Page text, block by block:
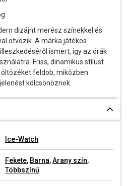
dizájnt merész színekkel és
ötvözik. A márka játékos
ismert, így az órák
Friss, dinamikus stílust
feldob, miközben
kölcsönöznek.
Ice-Watch
Fekete, Barna,Arany szín,
Többszínű